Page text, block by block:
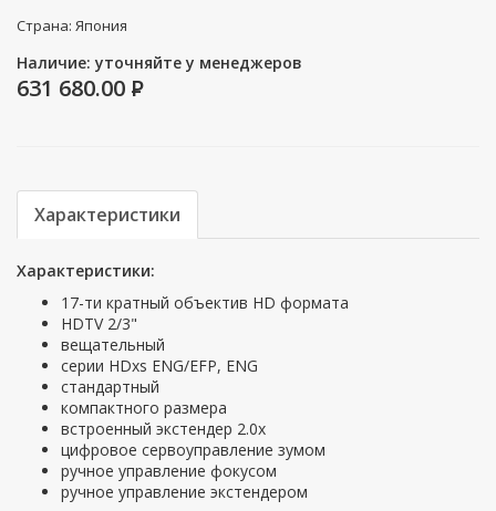
Страна: Япония
Наличие: уточняйте у менеджеров
631 680.00 P
Характеристики
Характеристики:
17-ти кратный объектив HD формата
HDTV 2/3"
вещательный
серии HDxs ENG/EFP, ENG
стандартный
компактного размера
встроенный экстендер 2.0х
цифровое сервоуправление зумом
ручное управление фокусом
ручное управление экстендером